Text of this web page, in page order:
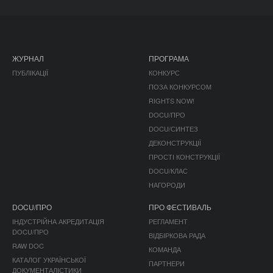
ЖУРНАЛ
ПУБЛІКАЦІЇ
ПРОГРАМА
КОНКУРС
ПОЗА КОНКУРСОМ
RIGHTS NOW!
DOCU/ПРО
DOCU/СИНТЕЗ
ДЕКОНСТРУКЦІЇ
ПРОСТІ КОНСТРУКЦІЇ
DOCU/КЛАС
НАГОРОДИ
DOCU/ПРО
ІНДУСТРІЙНА АКРЕДИТАЦІЯ
DOCU/ПРО
RAW DOC
КАТАЛОГ УКРАЇНСЬКОЇ
ДОКУМЕНТАЛІСТИКИ
ПРО ФЕСТИВАЛЬ
РЕГЛАМЕНТ
ВІДБІРКОВА РАДА
КОМАНДА
ПАРТНЕРИ